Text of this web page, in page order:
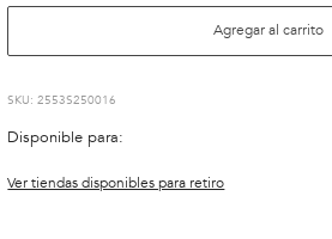
Agregar al carrito
:2553S250016
Disponible para:
Ver tiendas disponibles para retiro